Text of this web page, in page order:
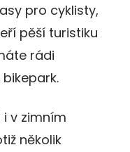
pro cyklisty,
pěší turistiku
rádi
v zimním
několik